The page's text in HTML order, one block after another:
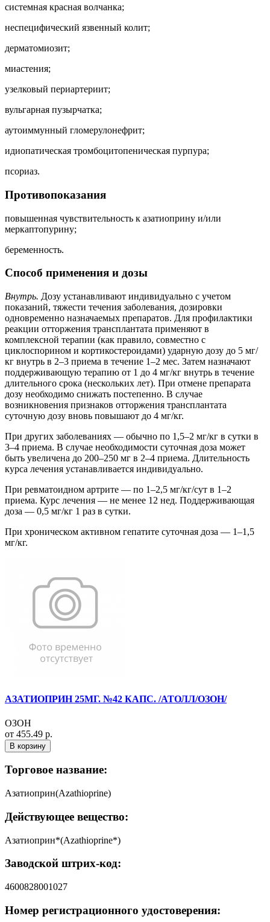
системная красная волчанка;
неспецифический язвенный колит;
дерматомиозит;
миастения;
узелковый периартериит;
вульгарная пузырчатка;
аутоиммунный гломерулонефрит;
идиопатическая тромбоцитопеническая пурпура;
псориаз.
Противопоказания
повышенная чувствительность к азатиоприну и/или
меркаптопурину;
беременность.
Способ применения и дозы
Внутрь. Дозу устанавливают индивидуально с учетом
показаний, тяжести течения заболевания, дозировки
одновременно назначаемых препаратов. Для профилактики
реакции отторжения трансплантата применяют в
комплексной терапии (как правило, совместно с
циклоспорином и кортикостероидами) ударную дозу до 5 мг/
кг внутрь в 2–3 приема в течение 1–2 мес. Затем назначают
поддерживающую терапию от 1 до 4 мг/кг внутрь в течение
длительного срока (нескольких лет). При отмене препарата
дозу необходимо снижать постепенно. В случае
возникновения признаков отторжения трансплантата
суточную дозу вновь повышают до 4 мг/кг.
При других заболеваниях — обычно по 1,5–2 мг/кг в сутки в
3–4 приема. В случае необходимости суточная доза может
быть увеличена до 200–250 мг в 2–4 приема. Длительность
курса лечения устанавливается индивидуально.
При ревматоидном артрите — по 1–2,5 мг/кг/сут в 1–2
приема. Курс лечения — не менее 12 нед. Поддерживающая
доза — 0,5 мг/кг 1 раз в сутки.
При хроническом активном гепатите суточная доза — 1–1,5
мг/кг.
АЗАТИОПРИН 25МГ. №42 КАПС. /АТОЛЛ/ОЗОН/
ОЗОН
от 455.49 р.
В корзину
Торговое название:
Азатиоприн(Azathioprine)
Действующее вещество:
Азатиоприн*(Azathioprine*)
Заводской штрих-код:
4600828001027
Номер регистрационного удостоверения: